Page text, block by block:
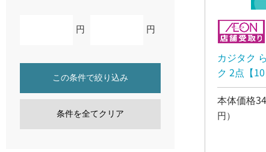
円 円
この条件で絞り込み
条件を全てクリア
カジタク
ク 2点【
本体価格
円）